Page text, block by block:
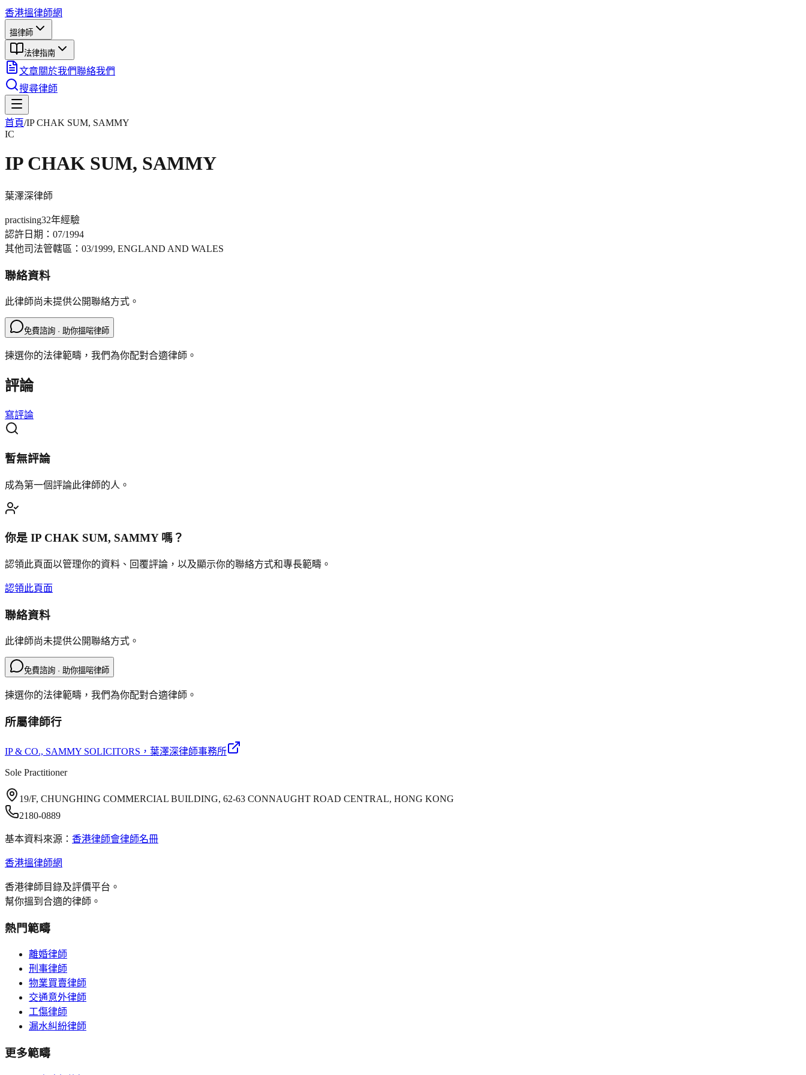
香港搵律師網
搵律師
法律指南
文章關於我們聯絡我們
搜尋律師
首頁/IP CHAK SUM, SAMMY
IC
IP CHAK SUM, SAMMY
葉澤深律師
practising32年經驗
認許日期： 07/1994
其他司法管轄區： 03/1999, ENGLAND AND WALES
聯絡資料
此律師尚未提供公開聯絡方式。
免費諮詢 · 助你搵啱律師
揀選你的法律範疇，我們為你配對合適律師。
評論
寫評論
暫無評論
成為第一個評論此律師的人。
你是 IP CHAK SUM, SAMMY嗎？
認領此頁面以管理你的資料、回覆評論，以及顯示你的聯絡方式和專長範疇。
認領此頁面
聯絡資料
此律師尚未提供公開聯絡方式。
免費諮詢 · 助你搵啱律師
揀選你的法律範疇，我們為你配對合適律師。
所屬律師行
IP & CO., SAMMY SOLICITORS ，葉澤深律師事務所
Sole Practitioner
19/F, CHUNGHING COMMERCIAL BUILDING, 62-63 CONNAUGHT ROAD CENTRAL, HONG KONG
2180-0889
基本資料來源： 香港律師會律師名冊
香港搵律師網
香港律師目錄及評價平台。
幫你搵到合適的律師。
熱門範疇
離婚律師
刑事律師
物業買賣律師
交通意外律師
工傷律師
漏水糾紛律師
更多範疇